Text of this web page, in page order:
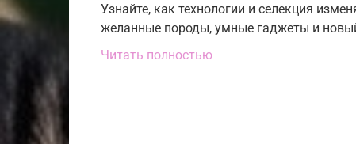
Узнайте, как технологии и селекция
желанные породы, умные гаджеты и
Читать полностью